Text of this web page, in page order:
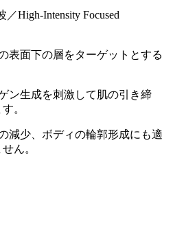
High-Intensity Focused
表面下の層をターゲットとする
ン生成を刺激して肌の引き締
。
減少、ボディの輪郭形成にも適
ん。